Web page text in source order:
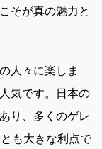
そが真の魅力と
人々に楽しま
気です。日本の
り、多くのゲレ
も大きな利点で